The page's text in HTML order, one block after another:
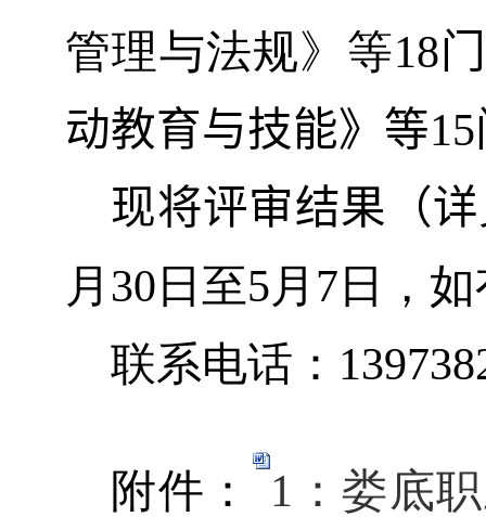
管理与法规》等18
动教育与技能》等15
现将评审结果 （
月 30 日至5月 7 日
，
联系电话：
附件：
1：娄底